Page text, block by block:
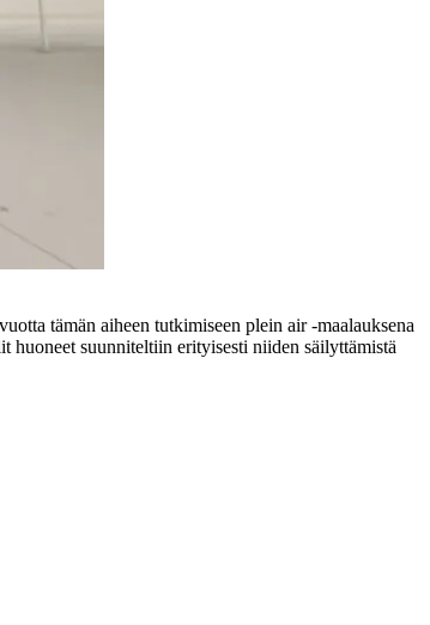
tämän aiheen tutkimiseen plein air -maalauksena
huoneet suunniteltiin erityisesti niiden säilyttämistä